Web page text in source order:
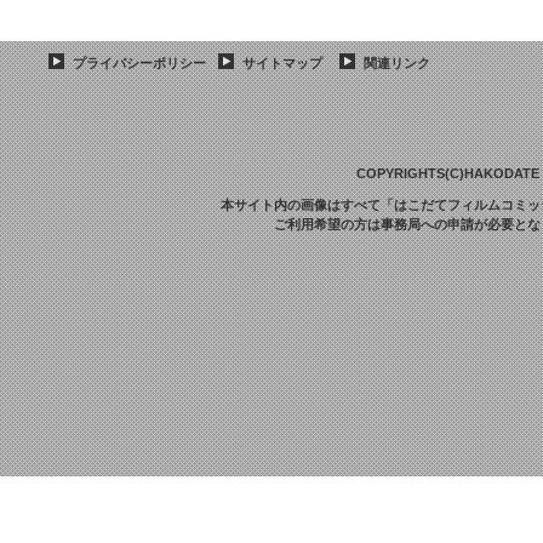
プライバシーポリシー サイトマップ 関連リンク
本サイト内の画像はすべて「はこだてフィルムコミ
ご利用希望の方は事務局への申請が必要と